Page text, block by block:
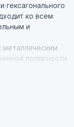
гексагонального
ко всем
и
металлическим
полярности
деталей